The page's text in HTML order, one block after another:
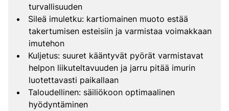
turvallisuuden
Sileä imuletku: kartiomainen muoto estää
takertumisen esteisiin ja varmistaa voimakkaan
imutehon
Kuljetus: suuret kääntyvät pyörät varmistavat
helpon liikuteltavuuden ja jarru pitää imurin
luotettavasti paikallaan
Taloudellinen: säiliökoon optimaalinen
hyödyntäminen